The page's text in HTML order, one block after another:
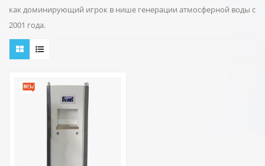
как доминирующий игрок в нише генерации атмосферной воды с
2001 года.